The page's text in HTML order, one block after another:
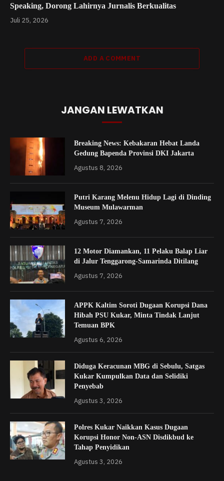
Speaking, Dorong Lahirnya Jurnalis Berkualitas
Juli 25, 2026
ADD A COMMENT
JANGAN LEWATKAN
Breaking News: Kebakaran Hebat Landa
Gedung Bapenda Provinsi DKI Jakarta
Agustus 8, 2026
Putri Karang Melenu Hidup Lagi di Dinding
Museum Mulawarman
Agustus 7, 2026
12 Motor Diamankan, 11 Pelaku Balap Liar
di Jalur Tenggarong-Samarinda Ditilang
Agustus 7, 2026
APPK Kaltim Soroti Dugaan Korupsi Dana
Hibah PSU Kukar, Minta Tindak Lanjut
Temuan BPK
Agustus 6, 2026
Diduga Keracunan MBG di Sebulu, Satgas
Kukar Kumpulkan Data dan Selidiki
Penyebab
Agustus 3, 2026
Polres Kukar Naikkan Kasus Dugaan
Korupsi Honor Non-ASN Disdikbud ke
Tahap Penyidikan
Agustus 3, 2026